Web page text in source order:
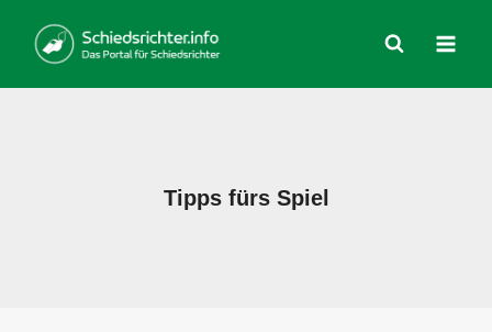
Inhalt
springen
Tipps fürs Spiel